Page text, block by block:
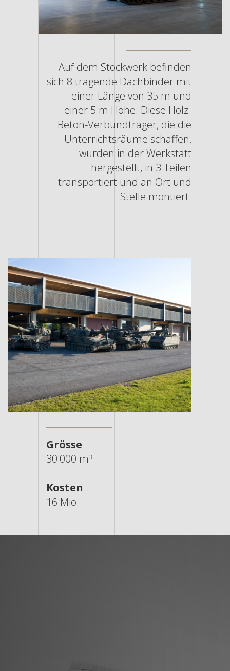
Auf dem Stockwerk befinden
sich 8 tragende Dachbinder mit
einer Länge von 35 m und
einer 5 m Höhe. Diese Holz-
Beton-Verbundträger, die die
Unterrichtsräume schaffen,
wurden in der Werkstatt
hergestellt, in 3 Teilen
transportiert und an Ort und
Stelle montiert.
Grösse
30'000 m3
Kosten
16 Mio.